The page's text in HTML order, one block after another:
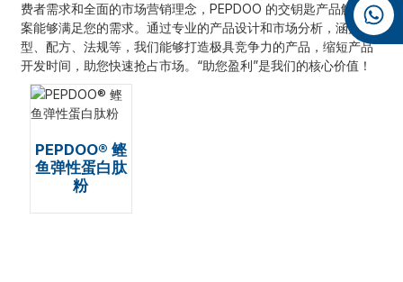
+86 18965423693
费者需求和全面的市场营销理念，PEPDOO 的交钥匙产品解决方
案能够满足您的需求。通过专业的产品设计和市场分析，涵盖剂
型、配方、法规等，我们能够打造极具竞争力的产品，缩短产品
开发时间，助您快速抢占市场。“助您盈利”是我们的核心价值！
PEPDOO® 鲣
鱼弹性蛋白肽
粉